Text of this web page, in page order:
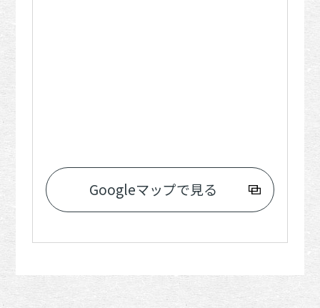
Googleマップで見る